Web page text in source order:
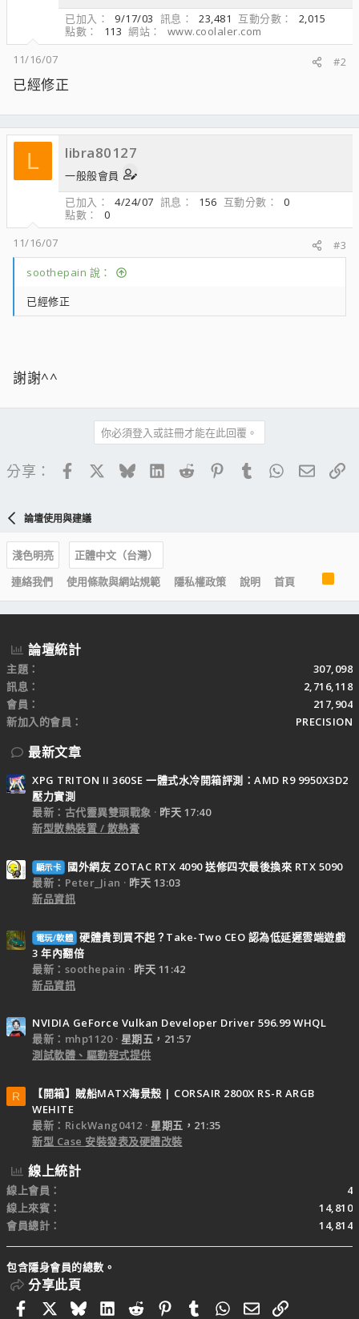
已加入
9/17/03 訊息 23,481 互動分數
2,015
點數
113 網站
www.coolaler.com
11/16/07
#2
已經修正
L libra80127
一般般會員
已加入
4/24/07 訊息 156 互動分數
0
點數
0
11/16/07
#3
soothepain 說：
已經修正
謝謝^^
你必須登入或註冊才能在此回覆。
分享： FacebookBlueskyLinkedIn
Reddit PinterestTumblrWhatsApp
電子
論壇使用與建議
淺色明亮
正體中文（台灣）
連絡我們
使用條款與網站規範 隱私權政策 說明 首頁
R
S
S
論壇統計
主題
307,098
訊息
2,716,118
會員
217,904
新加入的會員
PRECISION
最新文章
XPG TRITON II 360SE 一體式水冷開箱評測：AMD R9 9950X3D2
壓力實測
最新：古代靈異雙頭戰象
昨天 17:40
新型散熱裝置 / 散熱膏
顯示卡
國外網友 ZOTAC RTX 4090 送修四次最後換來 RTX 5090
最新：Peter_Jian
昨天 13:03
新品資訊
電玩/軟體 硬體貴到買不起？Take-Two CEO 認為低延遲雲端遊戲
3 年內翻倍
最新：soothepain
昨天 11:42
新品資訊
NVIDIA GeForce Vulkan Developer Driver 596.99 WHQL
最新：mhp1120
星期五，21:57
測試軟體、驅動程式提供
R
【開箱】賊船MATX海景殼 | CORSAIR 2800X RS-R ARGB
WEHITE
最新：RickWang0412
星期五，21:35
新型 Case 安裝發表及硬體改裝
線上統計
線上會員
4
線上來賓
14,810
會員總計
14,814
包含隱身會員的總數。
分享此頁
FacebookBlueskyLinkedIn
RedditPinterestTumblrWhatsApp
電子郵件
連結